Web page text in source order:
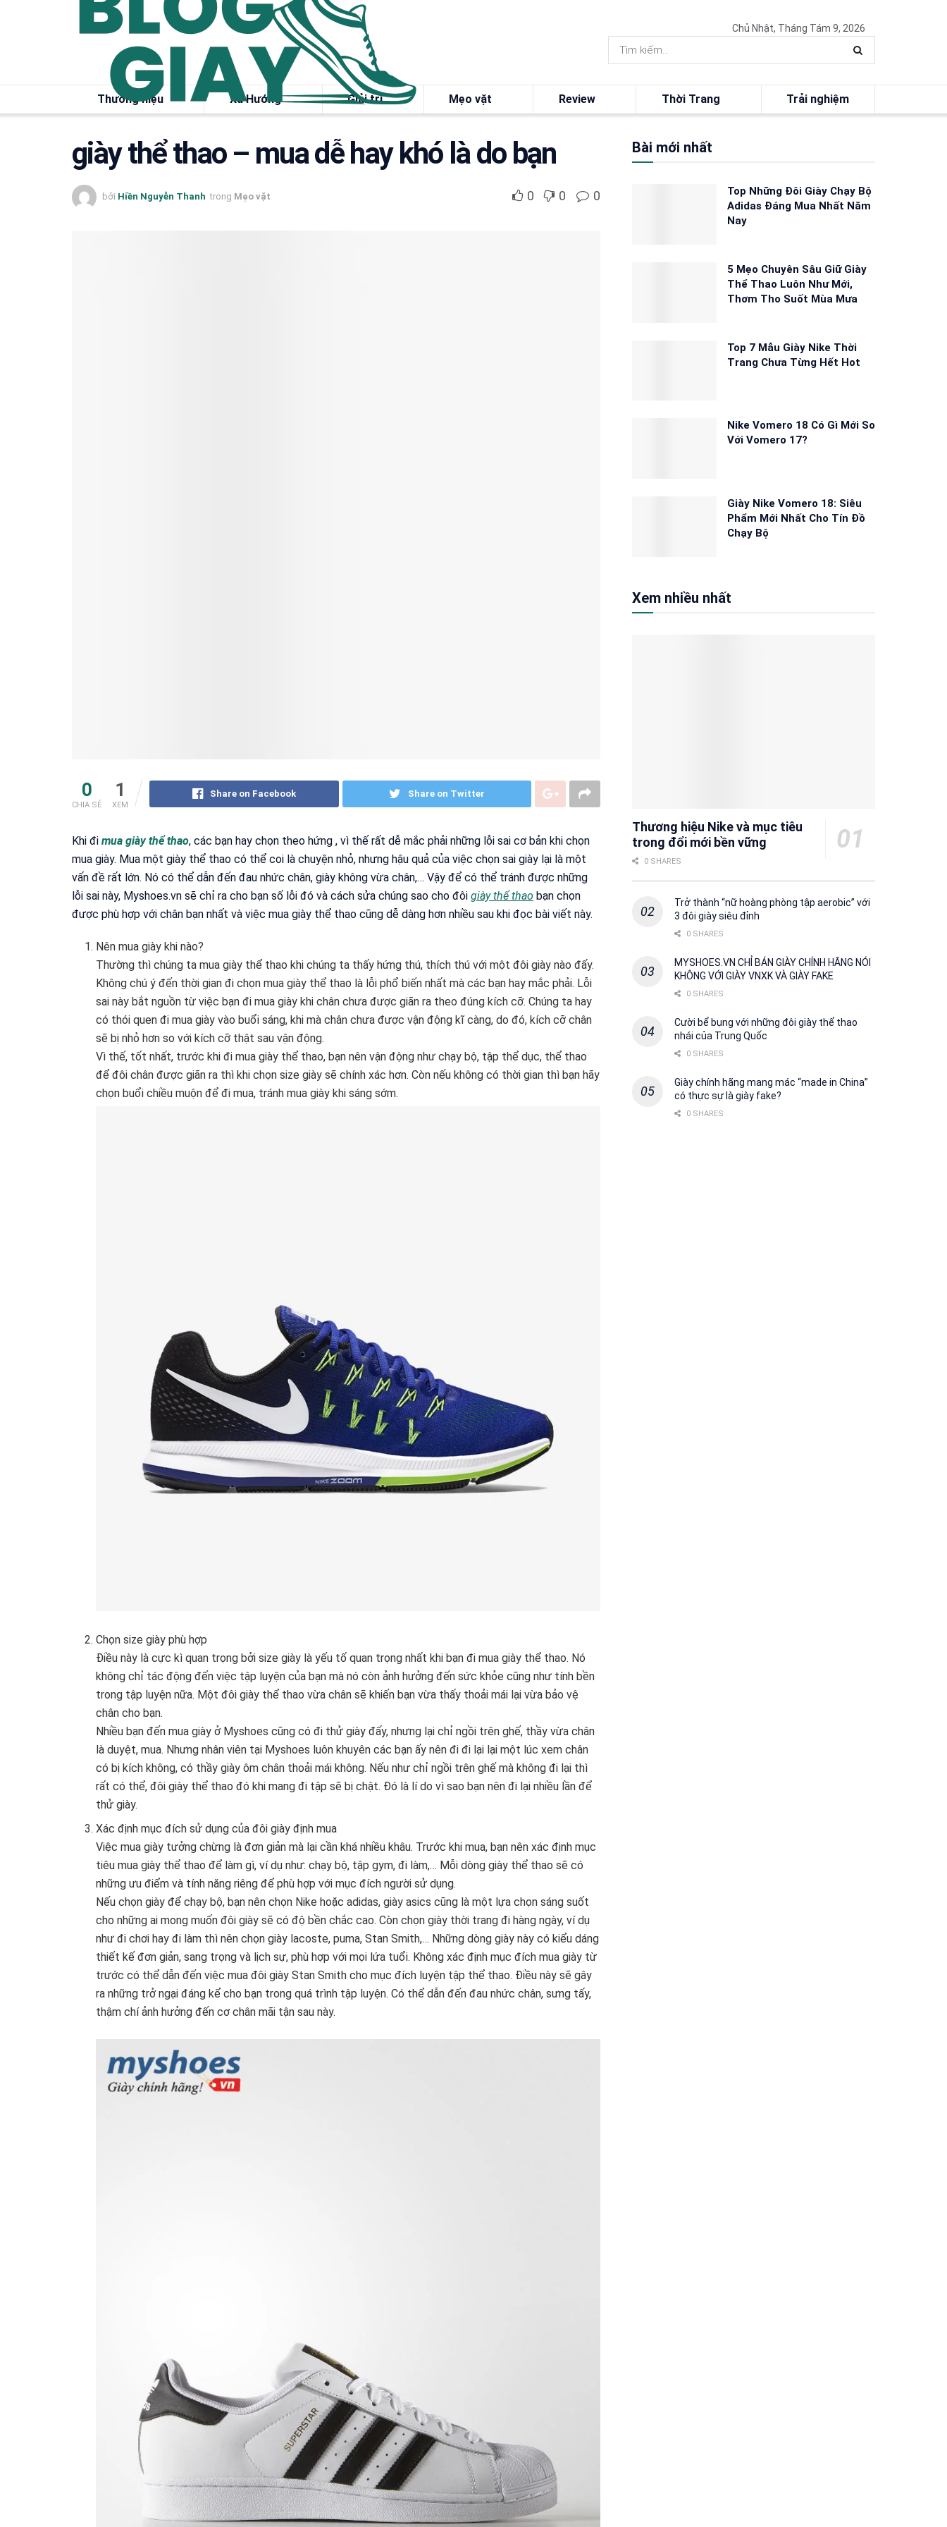
Chủ Nhật, Tháng Tám 9, 2026
Thương hiệu Xu Hướng Giải trí Mẹo vặt Review Thời Trang Trải nghiệm
giày thể thao – mua dễ hay khó là do bạn
bởi Hiền Nguyễn Thanh trong Mẹo vặt 0 0 0
0
CHIA SẺ
1
XEM
Share on Facebook Share on Twitter
Khi đi mua giày thể thao, các bạn hay chọn theo hứng , vì thế rất dễ mắc phải những lỗi sai cơ bản khi chọn
mua giày. Mua một giày thể thao có thể coi là chuyện nhỏ, nhưng hậu quả của việc chọn sai giày lại là một
vấn đề rất lớn. Nó có thể dẫn đến đau nhức chân, giày không vừa chân,… Vậy để có thể tránh được những
lỗi sai này, Myshoes.vn sẽ chỉ ra cho bạn số lỗi đó và cách sửa chúng sao cho đôi giày thể thao bạn chọn
được phù hợp với chân bạn nhất và việc mua giày thể thao cũng dễ dàng hơn nhiều sau khi đọc bài viết này.
Nên mua giày khi nào?
Thường thì chúng ta mua giày thể thao khi chúng ta thấy hứng thú, thích thú với một đôi giày nào đấy.
Không chú ý đến thời gian đi chọn mua giày thể thao là lỗi phổ biến nhất mà các bạn hay mắc phải. Lỗi
sai này bắt nguồn từ việc bạn đi mua giày khi chân chưa được giãn ra theo đúng kích cỡ. Chúng ta hay
có thói quen đi mua giày vào buổi sáng, khi mà chân chưa được vận động kĩ càng, do đó, kích cỡ chân
sẽ bị nhỏ hơn so với kích cỡ thật sau vận động.
Vì thế, tốt nhất, trước khi đi mua giày thể thao, bạn nên vận động như chạy bộ, tập thể dục, thể thao
để đôi chân được giãn ra thì khi chọn size giày sẽ chính xác hơn. Còn nếu không có thời gian thì bạn hãy
chọn buổi chiều muộn để đi mua, tránh mua giày khi sáng sớm.
Chọn size giày phù hợp
Điều này là cực kì quan trọng bởi size giày là yếu tố quan trọng nhất khi bạn đi mua giày thể thao. Nó
không chỉ tác động đến việc tập luyện của bạn mà nó còn ảnh hưởng đến sức khỏe cũng như tính bền
trong tập luyện nữa. Một đôi giày thể thao vừa chân sẽ khiến bạn vừa thấy thoải mái lại vừa bảo vệ
chân cho bạn.
Nhiều bạn đến mua giày ở Myshoes cũng có đi thử giày đấy, nhưng lại chỉ ngồi trên ghế, thầy vừa chân
là duyệt, mua. Nhưng nhân viên tại Myshoes luôn khuyên các bạn ấy nên đi đi lại lại một lúc xem chân
có bị kích không, có thầy giày ôm chân thoải mái không. Nếu như chỉ ngồi trên ghế mà không đi lại thì
rất có thể, đôi giày thể thao đó khi mang đi tập sẽ bị chật. Đó là lí do vì sao bạn nên đi lại nhiều lần để
thử giày.
Xác định mục đích sử dụng của đôi giày định mua
Việc mua giày tưởng chừng là đơn giản mà lại cần khá nhiều khâu. Trước khi mua, bạn nên xác định mục
tiêu mua giày thể thao để làm gì, ví dụ như: chạy bộ, tập gym, đi làm,… Mỗi dòng giày thể thao sẽ có
những ưu điểm và tính năng riêng để phù hợp với mục đích người sử dụng.
Nếu chọn giày để chạy bộ, bạn nên chọn Nike hoặc adidas, giày asics cũng là một lựa chọn sáng suốt
cho những ai mong muốn đôi giày sẽ có độ bền chắc cao. Còn chọn giày thời trang đi hàng ngày, ví dụ
như đi chơi hay đi làm thì nên chọn giày lacoste, puma, Stan Smith,… Những dòng giày này có kiểu dáng
thiết kế đơn giản, sang trọng và lịch sự, phù hợp với mọi lứa tuổi. Không xác định mục đích mua giày từ
trước có thể dẫn đến việc mua đôi giày Stan Smith cho mục đích luyện tập thể thao. Điều này sẽ gây
ra những trở ngại đáng kể cho bạn trong quá trình tập luyện. Có thể dẫn đến đau nhức chân, sưng tấy,
thậm chí ảnh hưởng đến cơ chân mãi tận sau này.
Bài mới nhất
Top Những Đôi Giày Chạy Bộ
Adidas Đáng Mua Nhất Năm
Nay
5 Mẹo Chuyên Sâu Giữ Giày
Thể Thao Luôn Như Mới,
Thơm Tho Suốt Mùa Mưa
Top 7 Mẫu Giày Nike Thời
Trang Chưa Từng Hết Hot
Nike Vomero 18 Có Gì Mới So
Với Vomero 17?
Giày Nike Vomero 18: Siêu
Phẩm Mới Nhất Cho Tín Đồ
Chạy Bộ
Xem nhiều nhất
Thương hiệu Nike và mục tiêu
trong đổi mới bền vững
0 SHARES
Trở thành “nữ hoàng phòng tập aerobic” với
3 đôi giày siêu đỉnh
0 SHARES
MYSHOES.VN CHỈ BÁN GIÀY CHÍNH HÃNG NÓI
KHÔNG VỚI GIÀY VNXK VÀ GIÀY FAKE
0 SHARES
Cười bể bụng với những đôi giày thể thao
nhái của Trung Quốc
0 SHARES
Giày chính hãng mang mác “made in China”
có thực sự là giày fake?
0 SHARES